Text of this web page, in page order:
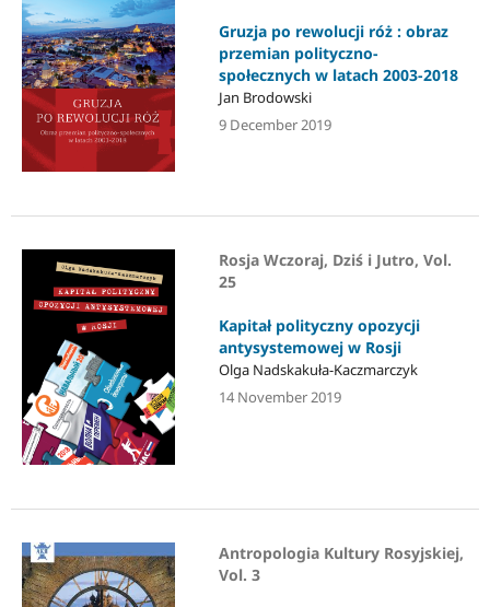
Gruzja po rewolucji róż : obraz
przemian polityczno-
społecznych w latach 2003-2018
Jan Brodowski
9 December 2019
Rosja Wczoraj, Dziś i Jutro, Vol.
25
Kapitał polityczny opozycji
antysystemowej w Rosji
Olga Nadskakuła-Kaczmarczyk
14 November 2019
Antropologia Kultury Rosyjskiej,
Vol. 3